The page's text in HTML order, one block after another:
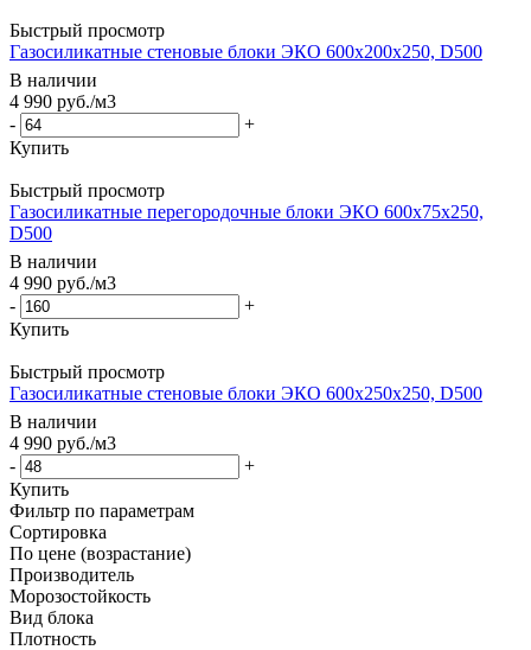
Быстрый просмотр
Газосиликатные стеновые блоки ЭКО 600x200x250, D500
В наличии
4 990 руб./м3
-
+
Купить
Быстрый просмотр
Газосиликатные перегородочные блоки ЭКО 600x75x250,
D500
В наличии
4 990 руб./м3
-
+
Купить
Быстрый просмотр
Газосиликатные стеновые блоки ЭКО 600x250x250, D500
В наличии
4 990 руб./м3
-
+
Купить
Фильтр по параметрам
Сортировка
По цене (возрастание)
Производитель
Морозостойкость
Вид блока
Плотность